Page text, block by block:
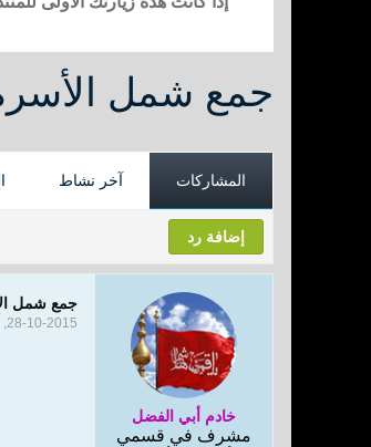
جمع شمل
المشاركات آخر نشاط
إضافة رد
خادم أبي الفضل
مشرف في قسمي
جمع شمل
28-10-2015, 06:11 PM